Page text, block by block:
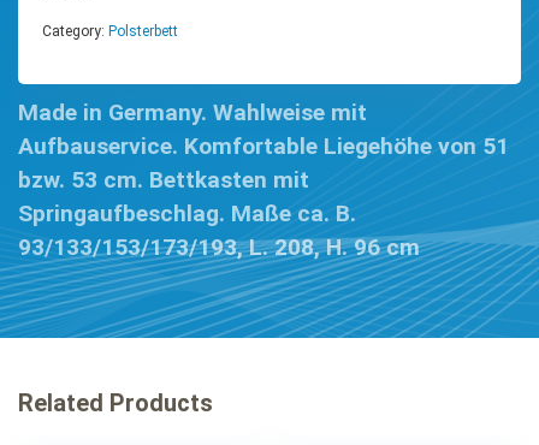
Category: Polsterbett
Made in Germany. Wahlweise mit
Aufbauservice. Komfortable Liegehöhe von 51
bzw. 53 cm. Bettkasten mit
Springaufbeschlag. Maße ca. B.
93/133/153/173/193, L. 208, H. 96 cm
Related Products